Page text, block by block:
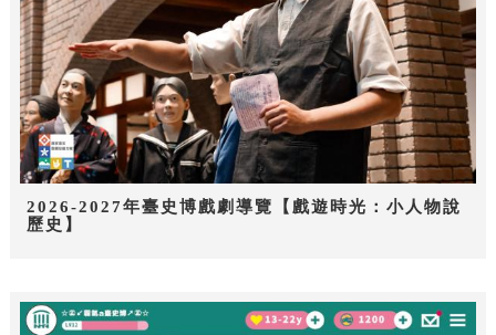
2026-2027年臺史博戲劇導覽【戲遊時光：小人物說
歷史】